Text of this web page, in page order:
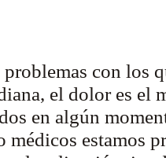
con los
el dolor es el
en algún
médicos estamos